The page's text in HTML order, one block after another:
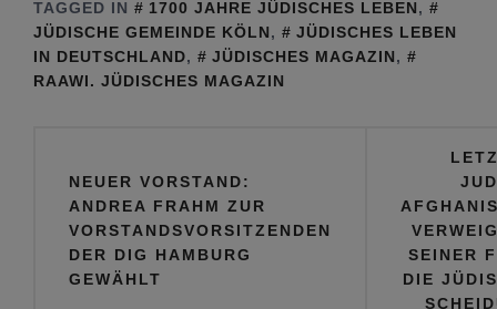
die zukünftige
Eröffnung einer
Botschaft
TAGGED IN
1700 JAHRE JÜDISCHES LEBEN,
JÜDISCHE GEMEINDE KÖLN,
JÜDISCHES LEBEN
IN DEUTSCHLAND, JÜDISCHES MAGAZIN,
RAAWI. JÜDISCHES MAGAZIN
NEUER VORSTAND:
ANDREA FRAHM ZUR
VORSTANDSVORSITZENDEN
DER DIG HAMBURG
GEWÄHLT
SEINER
DIE